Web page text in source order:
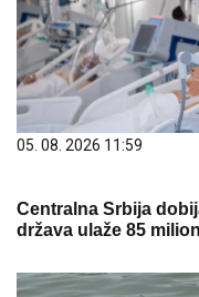
05. 08. 2026 11:59
Centralna Srbija
država ulaže 85